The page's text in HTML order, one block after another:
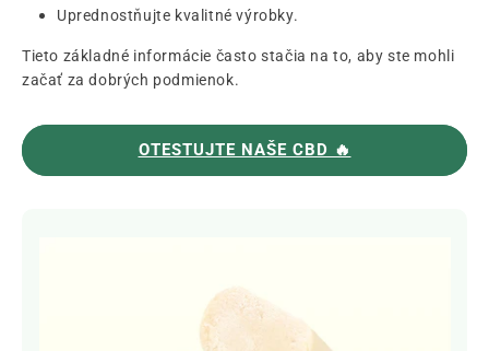
Uprednostňujte kvalitné výrobky.
Tieto základné informácie často stačia na to, aby ste mohli
začať za dobrých podmienok.
OTESTUJTE NAŠE CBD 🔥